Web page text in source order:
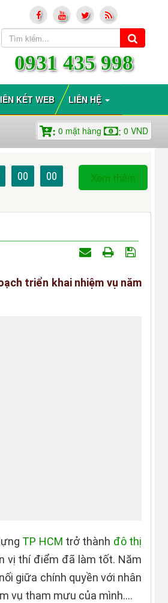
0931 435 998
KẾT WEB LIÊN HỆ
: 0 mặt hàng : 0 VND
00 00 Xem thêm
triển khai nhiệm vụ năm
TP HCM trở thành đô thị
vị thí điểm đã làm tốt. Năm
giữa chính quyền với nhân
vụ tham mưu của mình....